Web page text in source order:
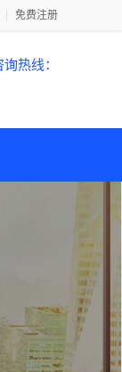
免费注册
热线：